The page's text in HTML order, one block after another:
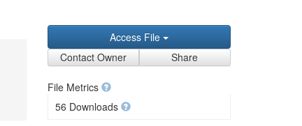
Access File
Contact Owner
Share
File Metrics
56 Downloads